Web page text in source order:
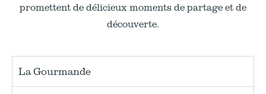
promettent de délicieux moments de partage et de
découverte.
La Gourmande